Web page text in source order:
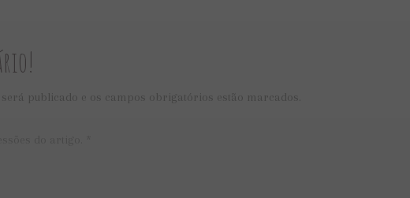
publicado e os campos obrigatórios estão marcados.